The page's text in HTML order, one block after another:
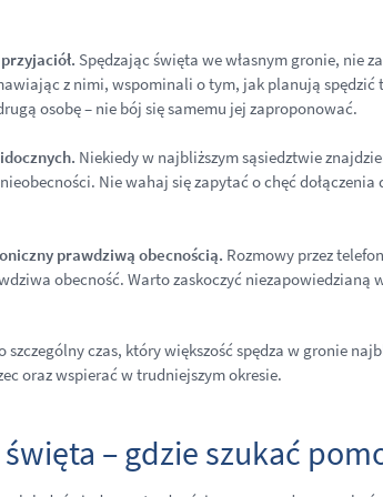
Spędzając święta we własnym gronie, nie
z nimi, wspominali o tym, jak planują
osobę – nie bój się samemu jej zaproponować.
Niekiedy w najbliższym sąsiedztwie
Nie wahaj się zapytać o chęć
prawdziwą obecnością. Rozmowy przez
obecność. Warto zaskoczyć niezapowiedzianą
szczególny czas, który większość spędza w gronie
oraz wspierać w trudniejszym okresie.
– gdzie szukać